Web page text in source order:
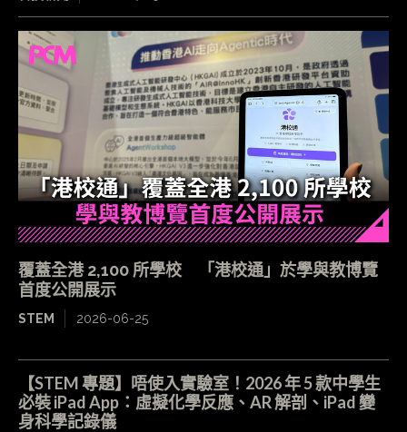
覆蓋全港 2,100 所學校 「港校通」於學與教博覽
首度公開展示
STEM 2026-06-25
【STEM 專題】唔使入實驗室！2026 年 5 款中學生
必裝 iPad App：虛擬化學反應、AR 解剖、iPad 變
身科學記錄儀